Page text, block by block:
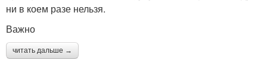
ни в коем разе нельзя.
Важно
читать дальше →